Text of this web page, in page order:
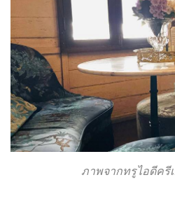
ภาพจากทรูไอดีครีเ